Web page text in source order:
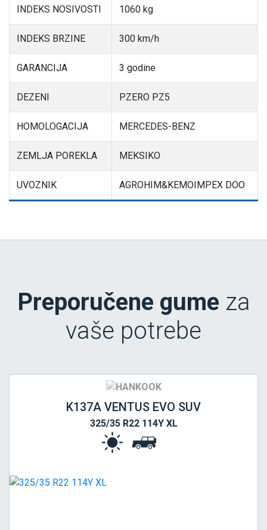
INDEKS NOSIVOSTI 1060 kg
INDEKS BRZINE 300 km/h
GARANCIJA 3 godine
DEZENI PZERO PZ5
HOMOLOGACIJA MERCEDES-BENZ
ZEMLJA POREKLA MEKSIKO
UVOZNIK AGROHIM&KEMOIMPEX DOO
Preporučene gume za
vaše potrebe
K137A VENTUS EVO SUV
325/35 R22 114Y XL